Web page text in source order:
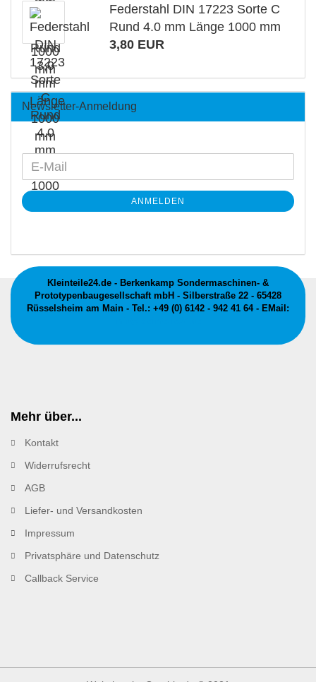
Federstahl DIN 17223 Sorte C
Rund 4.0 mm Länge 1000 mm
3,80 EUR
Newsletter-Anmeldung
ANMELDEN
Kleinteile24.de - Berkenkamp Sondermaschinen- &
Prototypenbaugesellschaft mbH - Silberstraße 22 - 65428
Rüsselsheim am Main - Tel.: +49 (0) 6142 - 942 41 64 - EMail:
Mehr über...
Kontakt
Widerrufsrecht
AGB
Liefer- und Versandkosten
Impressum
Privatsphäre und Datenschutz
Callback Service